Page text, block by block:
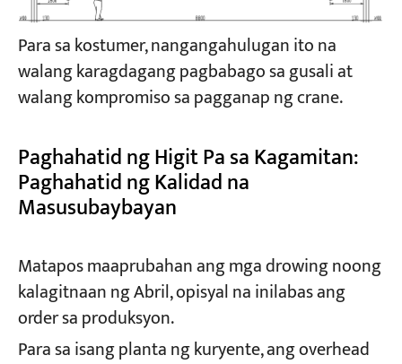
Para sa kostumer, nangangahulugan ito na
walang karagdagang pagbabago sa gusali at
walang kompromiso sa pagganap ng crane.
Paghahatid ng Higit Pa sa Kagamitan:
Paghahatid ng Kalidad na
Masusubaybayan
Matapos maaprubahan ang mga drowing noong
kalagitnaan ng Abril, opisyal na inilabas ang
order sa produksyon.
Para sa isang planta ng kuryente, ang overhead